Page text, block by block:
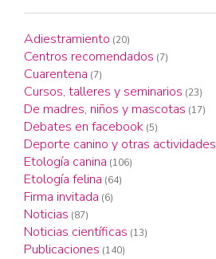
Adiestramiento (20)
Centros recomendados (7)
Cuarentena (7)
Cursos, talleres y seminarios (23)
De madres, niños y mascotas (17)
Debates en facebook (5)
Deporte canino y otras actividades
Etología canina (106)
Etología felina (64)
Firma invitada (6)
Noticias (87)
Noticias científicas (13)
Publicaciones (140)